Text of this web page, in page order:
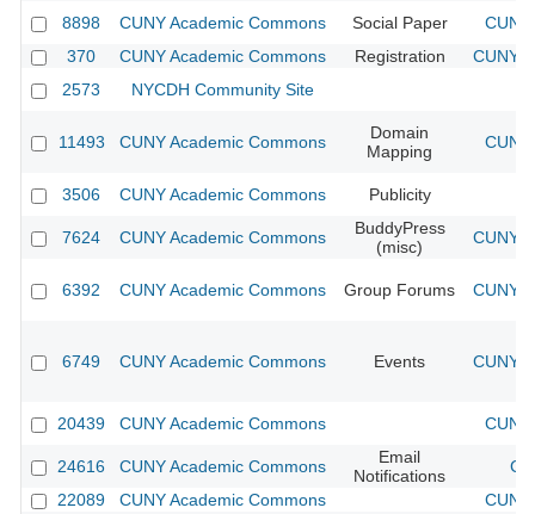
8898 CUNY Academic Commons Social Paper
370
CUNY Academic Commons Registration
CUNY
2573
NYCDH Community Site
11493 CUNY Academic Commons
Domain
Mapping
3506 CUNY Academic Commons Publicity
7624 CUNY Academic Commons
BuddyPress
(misc)
CUNY
6392 CUNY Academic Commons Group Forums CUNY
6749 CUNY Academic Commons Events CUNY
20439 CUNY Academic Commons
24616 CUNY Academic Commons
Email
Notifications
22089
CUNY Academic Commons